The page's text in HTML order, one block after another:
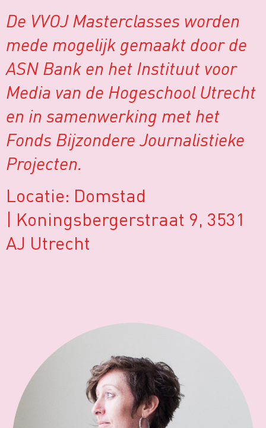
De VVOJ Masterclasses worden
mede mogelijk gemaakt door de
ASN Bank en het Instituut voor
Media van de Hogeschool Utrecht
en in samenwerking met het
Fonds Bijzondere Journalistieke
Projecten.
Locatie: Domstad
| Koningsbergerstraat 9, 3531
AJ Utrecht